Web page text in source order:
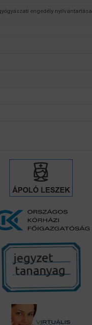
engedély nyilvántartása